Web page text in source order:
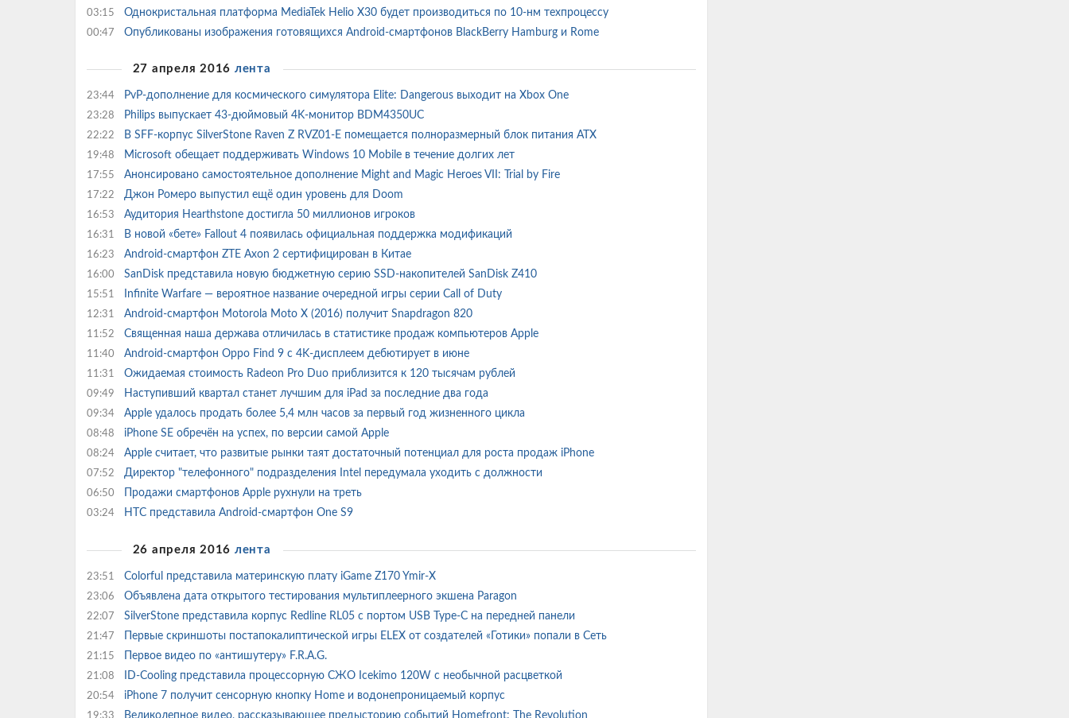
03:15 Однокристальная платформа MediaTek Helio X30 будет производиться по 10-нм техпроцессу
00:47 Опубликованы изображения готовящихся Android-смартфонов BlackBerry Hamburg и Rome
27 апреля 2016 лента
23:44 PvP-дополнение для космического симулятора Elite: Dangerous выходит на Xbox One
23:28 Philips выпускает 43-дюймовый 4K-монитор BDM4350UC
22:22 В SFF-корпус SilverStone Raven Z RVZ01-E помещается полноразмерный блок питания ATX
19:48 Microsoft обещает поддерживать Windows 10 Mobile в течение долгих лет
17:55 Анонсировано самостоятельное дополнение Might and Magic Heroes VII: Trial by Fire
17:22 Джон Ромеро выпустил ещё один уровень для Doom
16:53 Аудитория Hearthstone достигла 50 миллионов игроков
16:31 В новой «бете» Fallout 4 появилась официальная поддержка модификаций
16:23 Android-смартфон ZTE Axon 2 сертифицирован в Китае
16:00 SanDisk представила новую бюджетную серию SSD-накопителей SanDisk Z410
15:51 Infinite Warfare — вероятное название очередной игры серии Call of Duty
12:31 Android-смартфон Motorola Moto X (2016) получит Snapdragon 820
11:52 Священная наша держава отличилась в статистике продаж компьютеров Apple
11:40 Android-смартфон Oppo Find 9 с 4K-дисплеем дебютирует в июне
11:31 Ожидаемая стоимость Radeon Pro Duo приблизится к 120 тысячам рублей
09:49 Наступивший квартал станет лучшим для iPad за последние два года
09:34 Apple удалось продать более 5,4 млн часов за первый год жизненного цикла
08:48 iPhone SE обречён на успех, по версии самой Apple
08:24 Apple считает, что развитые рынки таят достаточный потенциал для роста продаж iPhone
07:52 Директор "телефонного" подразделения Intel передумала уходить с должности
06:50 Продажи смартфонов Apple рухнули на треть
03:24 HTC представила Android-смартфон One S9
26 апреля 2016 лента
23:51 Colorful представила материнскую плату iGame Z170 Ymir-X
23:06 Объявлена дата открытого тестирования мультиплеерного экшена Paragon
22:07 SilverStone представила корпус Redline RL05 с портом USB Type-C на передней панели
21:47 Первые скриншоты постапокалиптической игры ELEX от создателей «Готики» попали в Сеть
21:15 Первое видео по «антишутеру» F.R.A.G.
21:08 ID-Cooling представила процессорную СЖО Icekimo 120W с необычной расцветкой
20:54 iPhone 7 получит сенсорную кнопку Home и водонепроницаемый корпус
19:33